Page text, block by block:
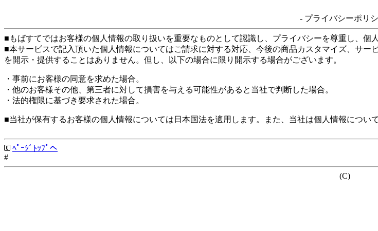
- プライバシーポリ
■もばすてではお客様の個人情報の取り扱いを重要なものとして認識し、プライバシーを尊重し、個
■本サービスで記入頂いた個人情報についてはご請求に対する対応、今後の商品カスタマイズ、サ
を開示・提供することはありません。但し、以下の場合に限り開示する場合がございます。
・事前にお客様の同意を求めた場合。
・他のお客様その他、第三者に対して損害を与える可能性があると当社で判断した場合。
・法的権限に基づき要求された場合。
■当社が保有するお客様の個人情報については日本国法を適用します。また、当社は個人情報につい
ﾍﾟｰｼﾞﾄｯﾌﾟへ
#
(C)